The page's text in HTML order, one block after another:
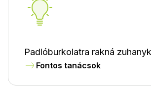
Padlóburkolatra rakná
Fontos tanácsok